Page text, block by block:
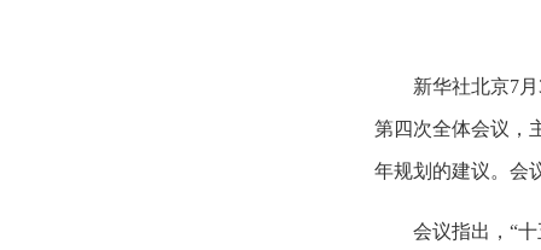
新华社北京7
第四次全体会议，
年规划的建议。会
会议指出，“